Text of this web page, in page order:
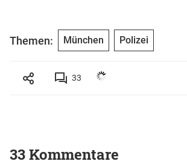
Themen: München Polizei
33
33 Kommentare